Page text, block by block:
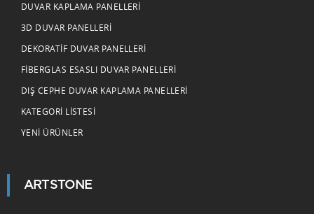
DUVAR KAPLAMA PANELLERI
3D DUVAR PANELLERI
DEKORATIF DUVAR PANELLERI
FIBERGLAS ESASLI DUVAR PANELLERI
DIŞ CEPHE DUVAR KAPLAMA PANELLERI
KATEGORI LISTESI
YENI ÜRÜNLER
ARTSTONE